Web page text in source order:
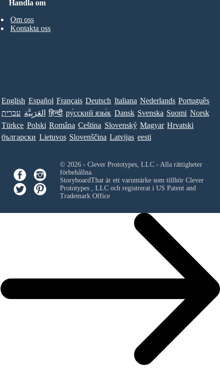
Handla om
Om oss
Kontakta oss
English Español Français Deutsch Italiana Nederlands Português
עברית العَرَبِيَّة हिन्दी ру́сский язы́к Dansk Svenska Suomi Norsk
Türkçe Polski Româna Ceština Slovenský Magyar Hrvatski
български Lietuvos Slovenščina Latvijas eesti
© 2026 - Clever Prototypes, LLC - Alla rättigheter
förbehållna.
StoryboardThat är ett varumärke som tillhör Clever
Prototypes , LLCoch registrerat i US Patent and
Trademark Office